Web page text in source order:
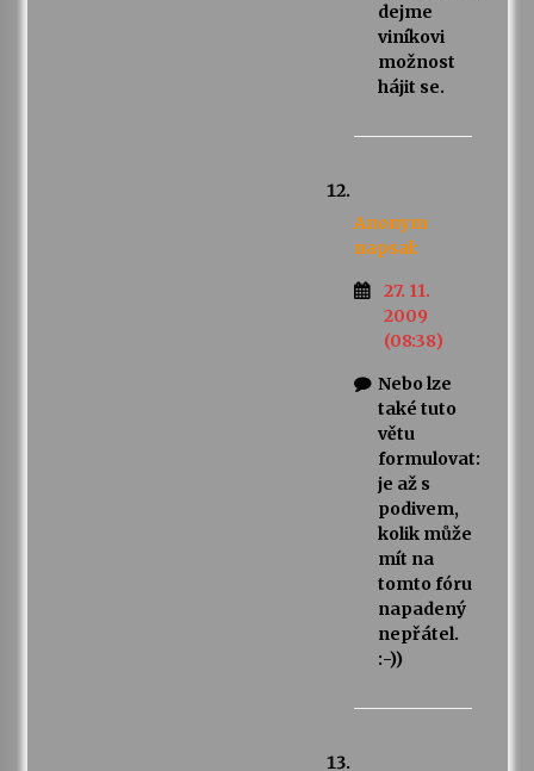
dejme
viníkovi
možnost
hájit se.
Anonym
napsal:
27. 11.
2009
(08:38)
Nebo lze
také tuto
větu
formulovat:
je až s
podivem,
kolik může
mít na
tomto fóru
napadený
nepřátel.
:-))